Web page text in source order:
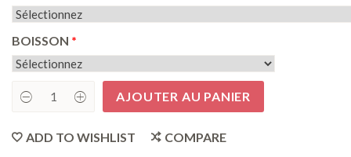
BOISSON
Menu
quantity
AJOUTER AU PANIER
ADD TO WISHLIST COMPARE